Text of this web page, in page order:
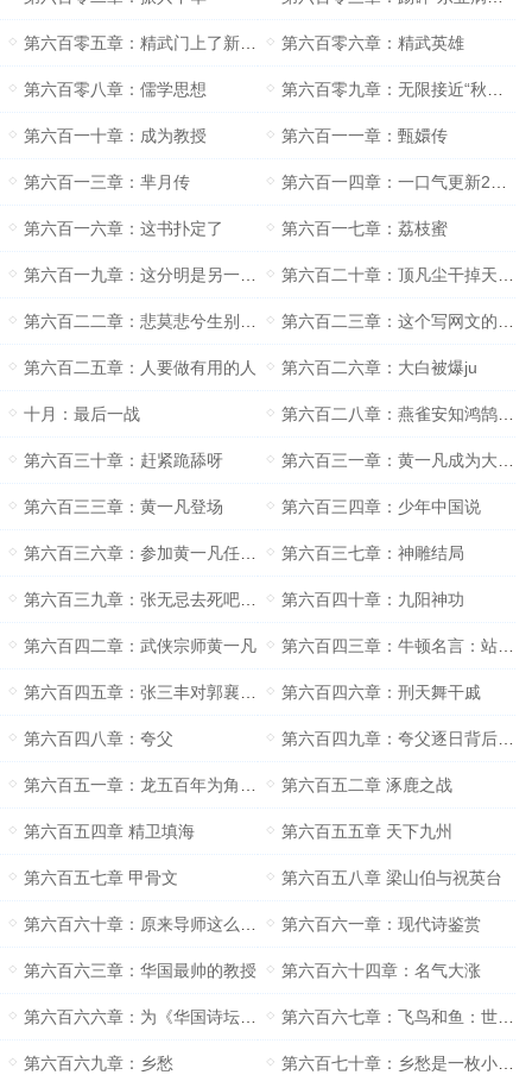
第六百零五章：精武门上了新闻联播 第六百零六章：精武英雄
第六百零八章：儒学思想 第六百零九章：无限接近“秋水先生”的存在
第六百一十章：成为教授 第六百一一章：甄嬛传
第六百一三章：芈月传 第六百一四章：一口气更新20章
第六百一六章：这书扑定了 第六百一七章：荔枝蜜
第六百一九章：这分明是另一个版本的武则天呀 第六百二十章：顶凡尘干掉天下第一白
第六百二二章：悲莫悲兮生别离乐莫乐兮新相知（求月票） 第六百二三章：这个写网文的“凡尘”到底是谁？
第六百二五章：人要做有用的人 第六百二六章：大白被爆ju
十月：最后一战 第六百二八章：燕雀安知鸿鹄之志
第六百三十章：赶紧跪舔呀 第六百三一章：黄一凡成为大学士（求月票）
第六百三三章：黄一凡登场 第六百三四章：少年中国说
第六百三六章：参加黄一凡任职仪式的都有谁？ 第六百三七章：神雕结局
第六百三九章：张无忌去死吧（求月票） 第六百四十章：九阳神功
第六百四二章：武侠宗师黄一凡 第六百四三章：牛顿名言：站于巨人的肩膀之上
第六百四五章：张三丰对郭襄的感情 第六百四六章：刑天舞干戚
第六百四八章：夸父 第六百四九章：夸父逐日背后的意义
第六百五一章：龙五百年为角龙千年为应龙 第六百五二章 涿鹿之战
第六百五四章 精卫填海 第六百五五章 天下九州
第六百五七章 甲骨文 第六百五八章 梁山伯与祝英台
第六百六十章：原来导师这么有趣 第六百六一章：现代诗鉴赏
第六百六三章：华国最帅的教授 第六百六十四章：名气大涨
第六百六六章：为《华国诗坛》杂志作序 第六百六七章：飞鸟和鱼：世界上最遥远的距离
第六百六九章：乡愁 第六百七十章：乡愁是一枚小小的邮票